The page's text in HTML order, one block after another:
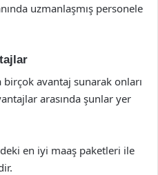
uzmanlaşmış personele
birçok avantaj sunarak onları
arasında şunlar yer
en iyi maaş paketleri ile